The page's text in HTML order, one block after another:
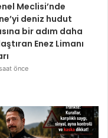
Meclisi’nde
deniz hudut
bir adım daha
Enez Limanı
önce